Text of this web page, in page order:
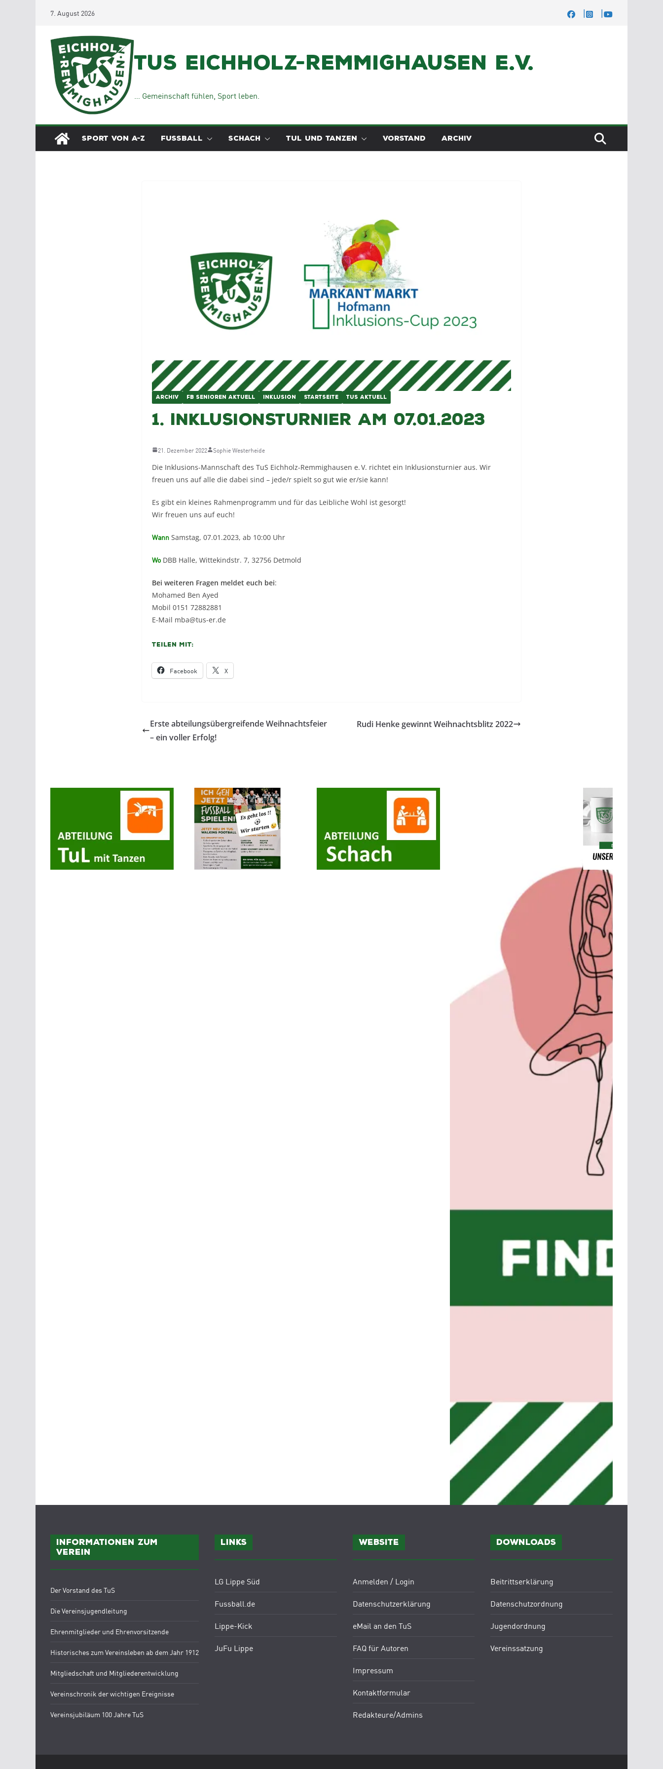
springen
7. August 2026
TuS Eichholz-Remmighausen e.V.
… Gemeinschaft fühlen, Sport leben.
SPORT VON A-Z FUSSBALL SCHACH TUL UND TANZEN VORSTAND ARCHIV
ARCHIV FB SENIOREN AKTUELL INKLUSION STARTSEITE TUS AKTUELL
1. Inklusionsturnier am 07.01.2023
21. Dezember 2022 Sophie Westerheide
Die Inklusions-Mannschaft des TuS Eichholz-Remmighausen e. V. richtet ein Inklusionsturnier aus. Wir
freuen uns auf alle die dabei sind – jede/r spielt so gut wie er/sie kann!
Es gibt ein kleines Rahmenprogramm und für das Leibliche Wohl ist gesorgt!
Wir freuen uns auf euch!
Wann Samstag, 07.01.2023, ab 10:00 Uhr
Wo DBB Halle, Wittekindstr. 7, 32756 Detmold
Bei weiteren Fragen meldet euch bei:
Mohamed Ben Ayed
Mobil 0151 72882881
E-Mail mba@tus-er.de
Teilen mit:
Facebook X
Erste abteilungsübergreifende Weihnachtsfeier
– ein voller Erfolg!
Rudi Henke gewinnt Weihnachtsblitz 2022
Informationen zum
Verein
Der Vorstand des TuS
Die Vereinsjugendleitung
Ehrenmitglieder und Ehrenvorsitzende
Historisches zum Vereinsleben ab dem Jahr 1912
Mitgliedschaft und Mitgliederentwicklung
Vereinschronik der wichtigen Ereignisse
Vereinsjubiläum 100 Jahre TuS
Links
LG Lippe Süd
Fussball.de
Lippe-Kick
JuFu Lippe
Website
Anmelden / Login
Datenschutzerklärung
eMail an den TuS
FAQ für Autoren
Impressum
Kontaktformular
Redakteure/Admins
Downloads
Beitrittserklärung
Datenschutzordnung
Jugendordnung
Vereinssatzung